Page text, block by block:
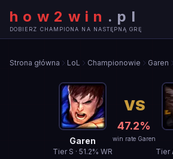
how2win . pl
DOBIERZ CHAMPIONA NA NASTĘPNĄ GRĘ
Strona główna LoL Championowie Garen
Garen
Tier S · 51.2% WR
VS
47.2%
win rate Garen
Tier